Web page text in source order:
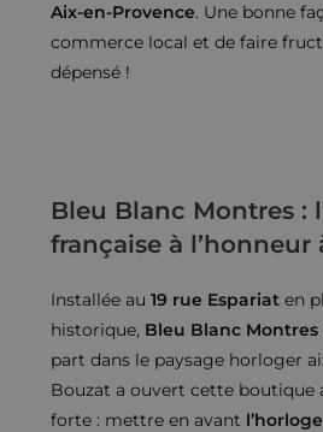
Aix-en-Provence. Une bonne
commerce local et de faire
dépensé !
Bleu Blanc Montres :
française à l’honneur
Installée au19 rue Espariat en
historique, Bleu Blanc Montres
part dans le paysage horloger
Bouzat a ouvert cette boutique
forte : mettre en avant